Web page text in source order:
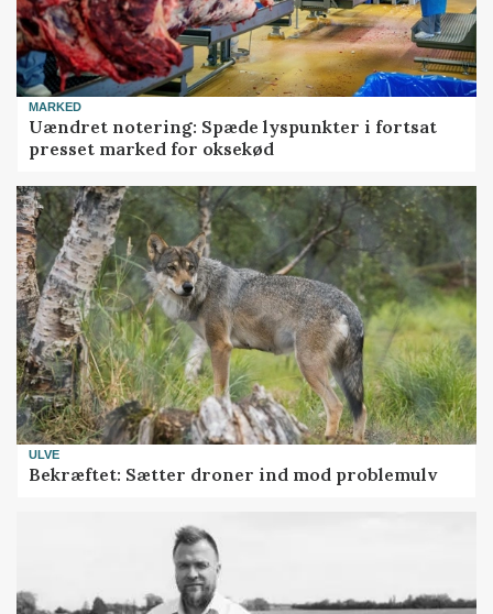
MARKED
Uændret notering: Spæde lyspunkter i fortsat
presset marked for oksekød
ULVE
Bekræftet: Sætter droner ind mod problemulv